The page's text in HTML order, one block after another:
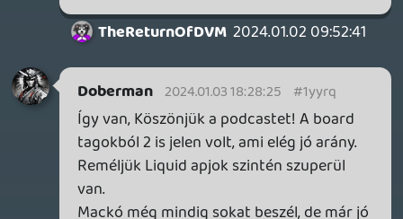
én mindig azt mondtam ill. vallottam, hogy
souls cucc csak kizárólag FROM-tól, mert
mindegyik szájhúzós volt számomra, vagy
alapból erőtlen, gyenge és suta a harc,
vagy a level design szar, vagy egyszerűen
az egész sótlan volt és zavaróan B-érzést
keltő, clunky, ócska megvalósítás - viszont
a Lies of P és legutóbbi LOTF már engem is
megtört ilyen téren, mert tényleg egészen
közel kerültek a FROM-féle esszenciához -
LOTF simán elmenne egy DaS4-nek
szerintem (főleg a DaS2 fényében), P pedig